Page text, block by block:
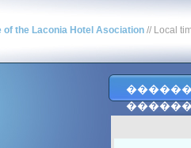
of the Laconia Hotel Asociation // Local